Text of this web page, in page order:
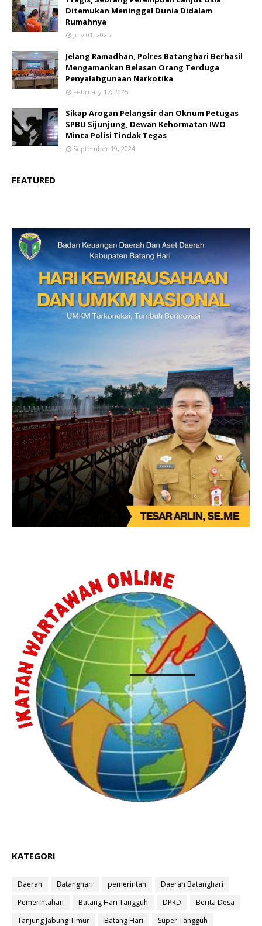
Ditemukan Meninggal Dunia Didalam
Rumahnya
July 01, 2025
Jelang Ramadhan, Polres Batanghari Berhasil
Mengamankan Belasan Orang Terduga
Penyalahgunaan Narkotika
February 17, 2025
Sikap Arogan Pelangsir dan Oknum Petugas
SPBU Sijunjung, Dewan Kehormatan IWO
Minta Polisi Tindak Tegas
September 19, 2024
FEATURED
KATEGORI
Daerah Batanghari pemerintah
Daerah Batanghari
Pemerintahan
Batang Hari Tangguh DPRD
Berita Desa
Tanjung Jabung Timur
Batang Hari
Super Tangguh